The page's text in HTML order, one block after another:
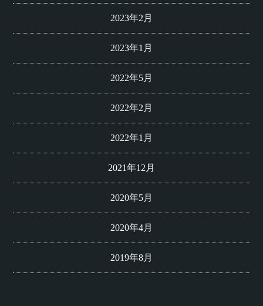
2023年2月
2023年1月
2022年5月
2022年2月
2022年1月
2021年12月
2020年5月
2020年4月
2019年8月